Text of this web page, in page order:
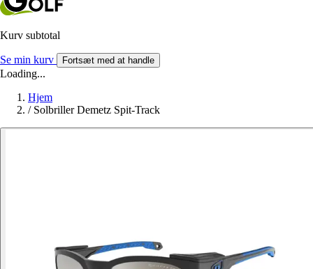
Kurv subtotal
Se min kurv Fortsæt med at handle
Loading...
Hjem
/ Solbriller Demetz Spit-Track